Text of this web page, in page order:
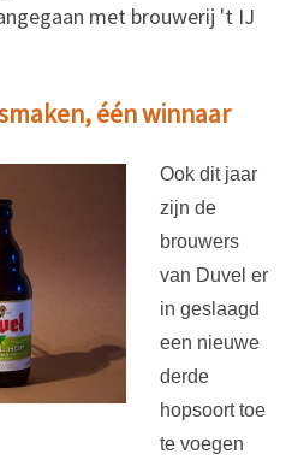
met brouwerij 't IJ
één winnaar
Ook dit jaar
zijn de
brouwers
van Duvel er
in geslaagd
een nieuwe
derde
hopsoort toe
te voegen